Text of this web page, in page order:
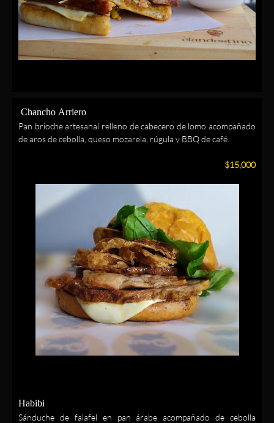
Chancho Arriero
Pan brioche artesanal relleno de cabecero de lomo acompañado
de aros de cebolla, queso mozarela, rúgula y BBQ de café.
$15,000
Habibi
Sánduche de falafel en pan árabe acompañado de cebolla